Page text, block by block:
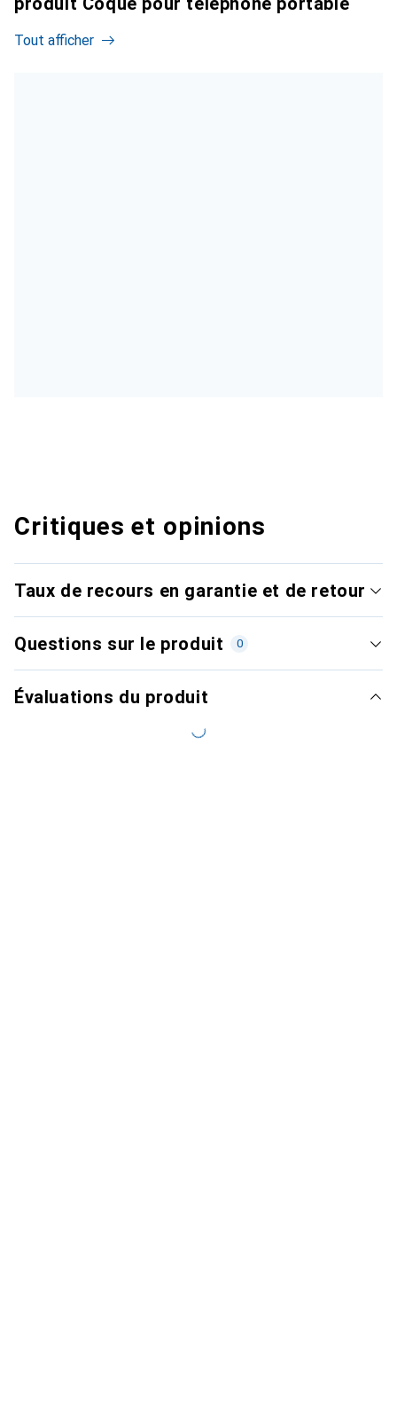
Tout afficher
Critiques et opinions
Taux de recours en garantie et de retour
Questions sur le produit 0
Évaluations du produit